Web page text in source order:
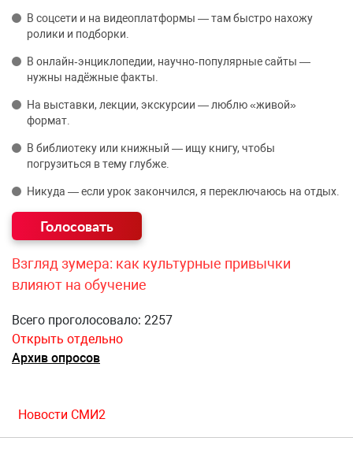
В соцсети и на видеоплатформы — там быстро нахожу
ролики и подборки.
В онлайн‑энциклопедии, научно‑популярные сайты —
нужны надёжные факты.
На выставки, лекции, экскурсии — люблю «живой»
формат.
В библиотеку или книжный — ищу книгу, чтобы
погрузиться в тему глубже.
Никуда — если урок закончился, я переключаюсь на отдых.
Взгляд зумера: как культурные привычки
влияют на обучение
Всего проголосовало: 2257
Открыть отдельно
Архив опросов
Новости СМИ2